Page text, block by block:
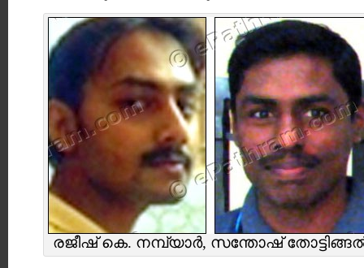
രജീഷ് കെ. നമ്പ്യാര്‍, സന്തോഷ്‌